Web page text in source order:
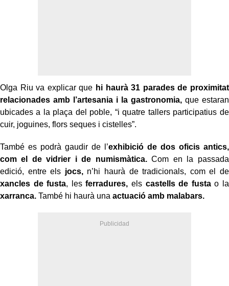
Olga Riu va explicar que hi haurà 31 parades de proximitat
relacionades amb l’artesania i la gastronomia,que estaran
ubicades a la plaça del poble, “i quatre tallers participatius de
cuir, joguines, flors seques i cistelles”.
També es podrà gaudir de l’exhibició de dos oficis antics,
com el de vidrier i de numismàtica.Com en la passada
edició, entre els jocs,n’hi haurà de tradicionals, com el de
xancles de fusta, lesferradures, els castells de fustao la
xarranca. També hi haurà una actuació amb malabars.